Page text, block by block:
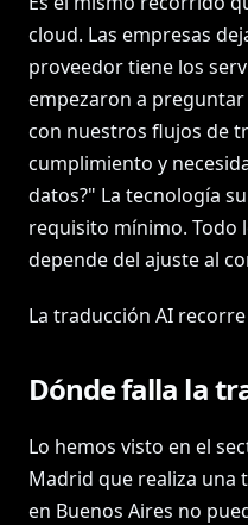
cloud. Las empresas
proveedor tiene los
empezaron a
con nuestros flujos de
cumplimiento y
datos?" La tecnología
requisito mínimo. Todo
depende del ajuste al
La traducción AI
Dónde falla la
Lo hemos visto en el
Madrid que realiza una
en Buenos Aires no